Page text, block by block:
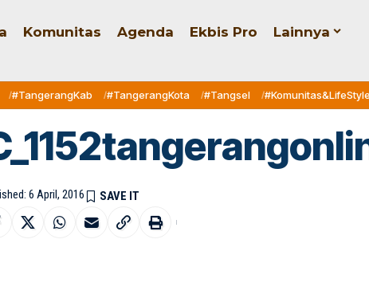
Komunitas Agenda Ekbis Pro Lainnya
#TangerangKab #TangerangKota #Tangsel #Komunitas&LifeStyle
6 April, 2016